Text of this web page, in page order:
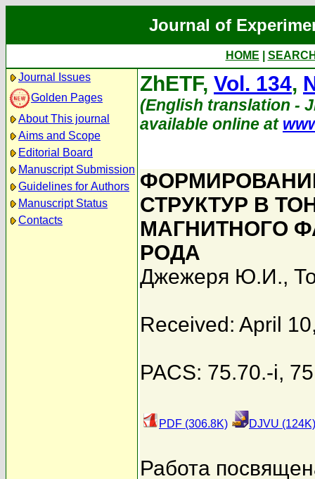
Journal of
HOME
Journal Issues
Golden Pages
About This journal
Aims and Scope
Editorial Board
Manuscript Submission
Guidelines for Authors
Manuscript Status
Contacts
ZhETF, Vol. 134,
(English translation -
available online at
СТРУКТУР В
МАГНИТНОГО
РОДА
Джежеря Ю.И.,
Received: April
PACS: 75.70.-i,
PDF (306.8K) DJVU (124K)
Работа